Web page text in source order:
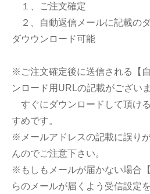
１、ご注文確定
２、自動返信メールに記載の
ダウウンロード可能
※ご注文確定後に送信される【
ンロード用URLの記載がございま
すぐにダウンロードして頂け
すめです。
※メールアドレスの記載に誤り
んのでご注意下さい。
※もしもメールが届かない場合
らのメールが届くよう受信設定